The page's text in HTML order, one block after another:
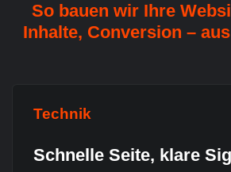
So bauen wir Ihre
Inhalte, Conversion –
Technik
Schnelle Seite, klare